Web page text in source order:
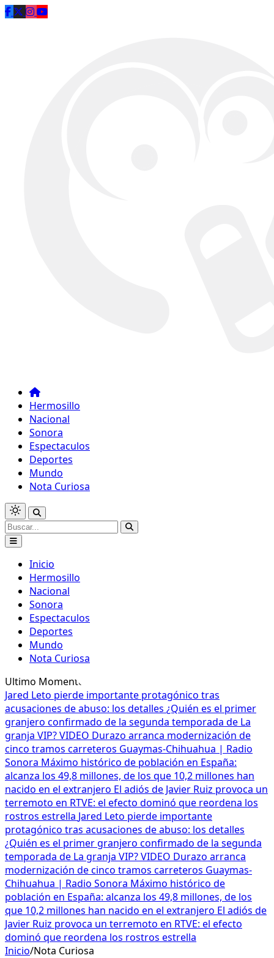
Saltar al contenido
Hermosillo
Nacional
Sonora
Espectaculos
Deportes
Mundo
Nota Curiosa
Inicio
Hermosillo
Nacional
Sonora
Espectaculos
Deportes
Mundo
Nota Curiosa
Ultimo Momento
Jared Leto pierde importante protagónico tras
acusaciones de abuso: los detalles ¿Quién es el primer
granjero confirmado de la segunda temporada de La
granja VIP? VIDEO Durazo arranca modernización de
cinco tramos carreteros Guaymas-Chihuahua | Radio
Sonora Máximo histórico de población en España:
alcanza los 49,8 millones, de los que 10,2 millones han
nacido en el extranjero El adiós de Javier Ruiz provoca un
terremoto en RTVE: el efecto dominó que reordena los
rostros estrella Jared Leto pierde importante
protagónico tras acusaciones de abuso: los detalles
¿Quién es el primer granjero confirmado de la segunda
temporada de La granja VIP? VIDEO Durazo arranca
modernización de cinco tramos carreteros Guaymas-
Chihuahua | Radio Sonora Máximo histórico de
población en España: alcanza los 49,8 millones, de los
que 10,2 millones han nacido en el extranjero El adiós de
Javier Ruiz provoca un terremoto en RTVE: el efecto
dominó que reordena los rostros estrella
Inicio/Nota Curiosa